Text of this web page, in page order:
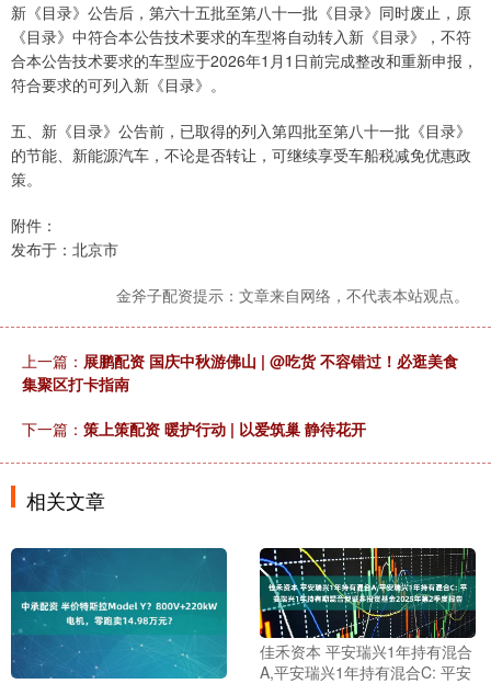
新《目录》公告后，第六十五批至第八十一批《目录》同时废止，原
《目录》中符合本公告技术要求的车型将自动转入新《目录》，不符
合本公告技术要求的车型应于2026年1月1日前完成整改和重新申报，
符合要求的可列入新《目录》。
五、新《目录》公告前，已取得的列入第四批至第八十一批《目录》
的节能、新能源汽车，不论是否转让，可继续享受车船税减免优惠政
策。
附件：
发布于：北京市
金斧子配资提示：文章来自网络，不代表本站观点。
上一篇： 展鹏配资 国庆中秋游佛山 | @吃货 不容错过！必逛美食
集聚区打卡指南
下一篇： 策上策配资 暖护行动 | 以爱筑巢 静待花开
相关文章
佳禾资本 平安瑞兴1年持有混合
A,平安瑞兴1年持有混合C: 平安